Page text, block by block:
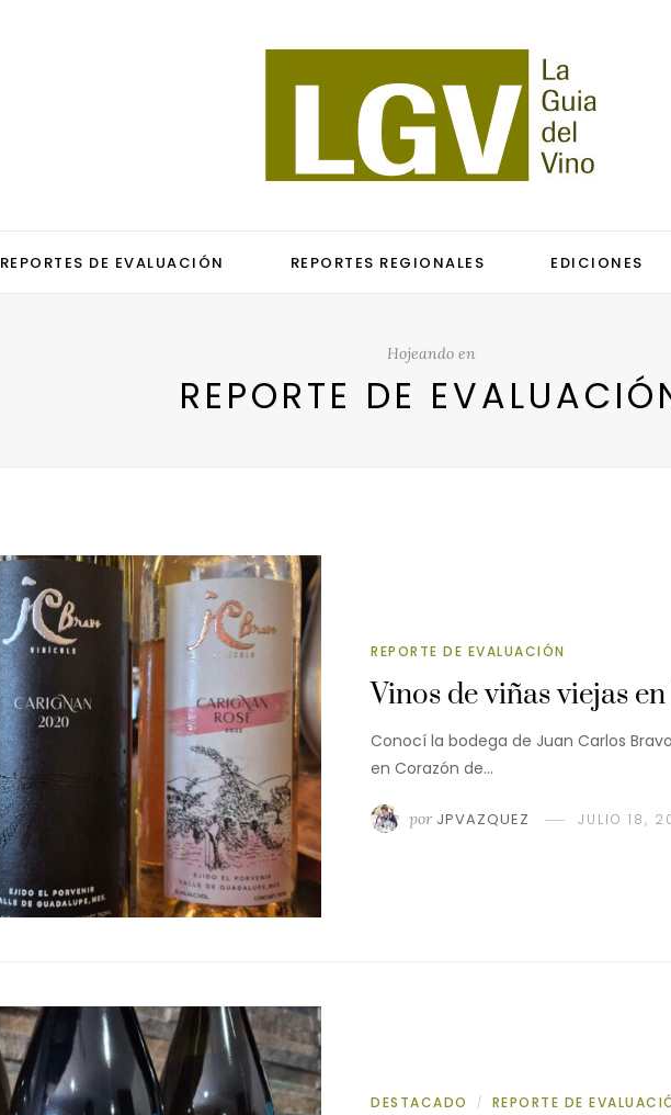
REPORTES DE EVALUACIÓN REPORTES REGIONALES EDICIONES
Hojeando en
REPORTE DE
REPORTE DE EVALUACIÓN
Vinos de viñas viejas
Conocí la bodega de Juan Carlos
en Corazón de…
por JPVAZQUEZ JULIO 18,
DESTACADO / REPORTE DE